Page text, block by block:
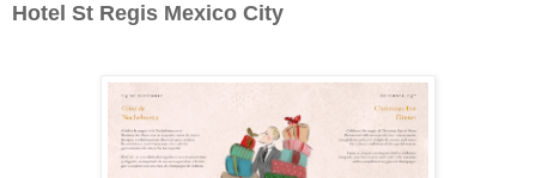
Hotel St Regis Mexico City